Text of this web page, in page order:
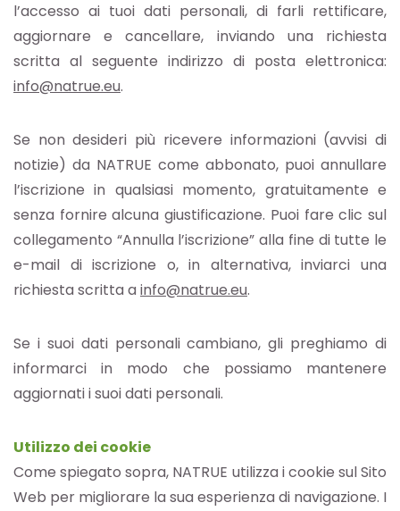
l’accesso ai tuoi dati personali, di farli rettificare,
aggiornare e cancellare, inviando una richiesta
scritta al seguente indirizzo di posta elettronica:
info@natrue.eu.
Se non desideri più ricevere informazioni (avvisi di
notizie) da NATRUE come abbonato, puoi annullare
l’iscrizione in qualsiasi momento, gratuitamente e
senza fornire alcuna giustificazione. Puoi fare clic sul
collegamento “Annulla l’iscrizione” alla fine di tutte le
e-mail di iscrizione o, in alternativa, inviarci una
richiesta scritta a info@natrue.eu.
Se i suoi dati personali cambiano, gli preghiamo di
informarci in modo che possiamo mantenere
aggiornati i suoi dati personali.
Utilizzo dei cookie
Come spiegato sopra, NATRUE utilizza i cookie sul Sito
Web per migliorare la sua esperienza di navigazione. I